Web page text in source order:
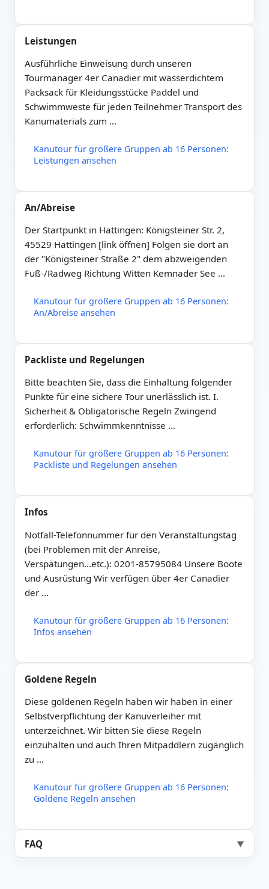
Leistungen
Ausführliche Einweisung durch unseren
Tourmanager 4er Canadier mit wasserdichtem
Packsack für Kleidungsstücke Paddel und
Schwimmweste für jeden Teilnehmer Transport des
Kanumaterials zum …
Kanutour für größere Gruppen ab 16 Personen:
Leistungen ansehen
An/Abreise
Der Startpunkt in Hattingen: Königsteiner Str. 2,
45529 Hattingen [link öffnen] Folgen sie dort an
der "Königsteiner Straße 2" dem abzweigenden
Fuß-/Radweg Richtung Witten Kemnader See …
Kanutour für größere Gruppen ab 16 Personen:
An/Abreise ansehen
Packliste und Regelungen
Bitte beachten Sie, dass die Einhaltung folgender
Punkte für eine sichere Tour unerlässlich ist. I.
Sicherheit & Obligatorische Regeln Zwingend
erforderlich: Schwimmkenntnisse …
Kanutour für größere Gruppen ab 16 Personen:
Packliste und Regelungen ansehen
Infos
Notfall-Telefonnummer für den Veranstaltungstag
(bei Problemen mit der Anreise,
Verspätungen...etc.): 0201-85795084 Unsere Boote
und Ausrüstung Wir verfügen über 4er Canadier
der …
Kanutour für größere Gruppen ab 16 Personen:
Infos ansehen
Goldene Regeln
Diese goldenen Regeln haben wir haben in einer
Selbstverpflichtung der Kanuverleiher mit
unterzeichnet. Wir bitten Sie diese Regeln
einzuhalten und auch Ihren Mitpaddlern zugänglich
zu …
Kanutour für größere Gruppen ab 16 Personen:
Goldene Regeln ansehen
FAQ ▼